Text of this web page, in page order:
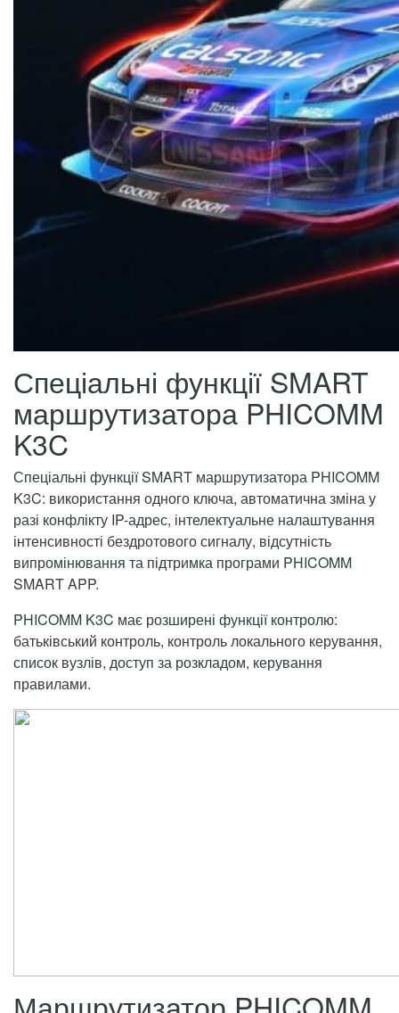
Спеціальні функції SMART
маршрутизатора PHICOMM
K3C
Спеціальні функції SMART маршрутизатора PHICOMM
K3C: використання одного ключа, автоматична зміна у
разі конфлікту IP-адрес, інтелектуальне налаштування
інтенсивності бездротового сигналу, відсутність
випромінювання та підтримка програми PHICOMM
SMART APP.
PHICOMM K3C має розширені функції контролю:
батьківський контроль, контроль локального керування,
список вузлів, доступ за розкладом, керування
правилами.